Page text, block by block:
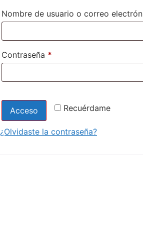
Nombre de usuario o correo
Contraseña *
Recuérdame
Acceso
¿Olvidaste la contraseña?